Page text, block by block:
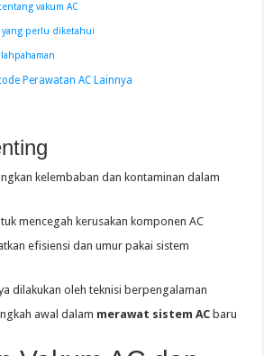
vakum AC
yang perlu diketahui
Perawatan AC Lainnya
kelembaban dan kontaminan dalam
mencegah kerusakan komponen AC
efisiensi dan umur pakai sistem
dilakukan oleh teknisi berpengalaman
awal dalam merawat sistem AC baru